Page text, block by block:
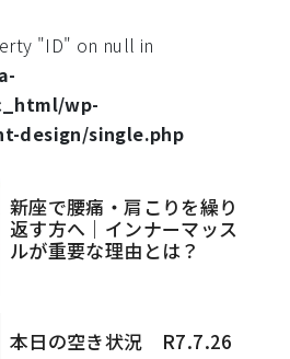
"ID" on null in
wp-
design/single.php
新座で腰痛・肩こりを繰り
返す方へ｜インナーマッス
ルが重要な理由とは？
本日の空き状況 R7.7.26